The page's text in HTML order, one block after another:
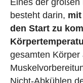
besteht darin,
den Start zu
gesamten
Nicht-Abkühlen